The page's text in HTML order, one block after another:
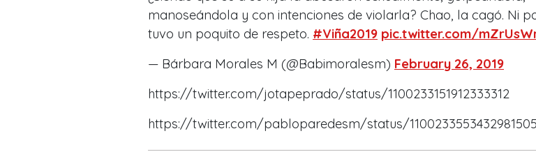
https://twitter.com/fletaporjennie/status/1100233538706817025
¿Siendo que su a su hija la abusaron sexualmente, golpeándola,
manoseándola y con intenciones de violarla? Chao, la cagó. Ni